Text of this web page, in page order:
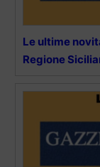
Le ultime
Regione